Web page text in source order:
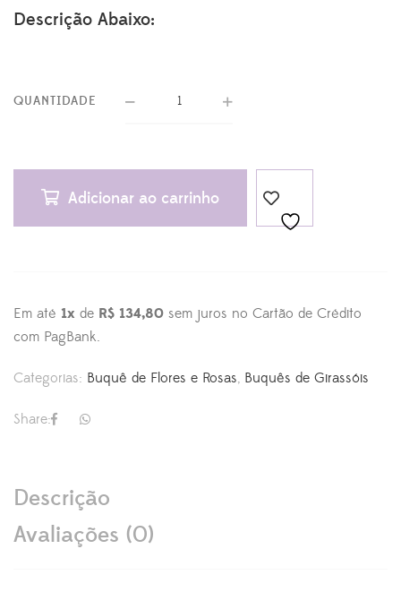
Descrição Abaixo:
QUANTIDADE
Adicionar ao carrinho
Em até 1x de R$ 134,80 sem juros no Cartão de Crédito
com PagBank.
Categorias: Buquê de Flores e Rosas, Buquês de Girassóis
Share:
Descrição
Avaliações (0)